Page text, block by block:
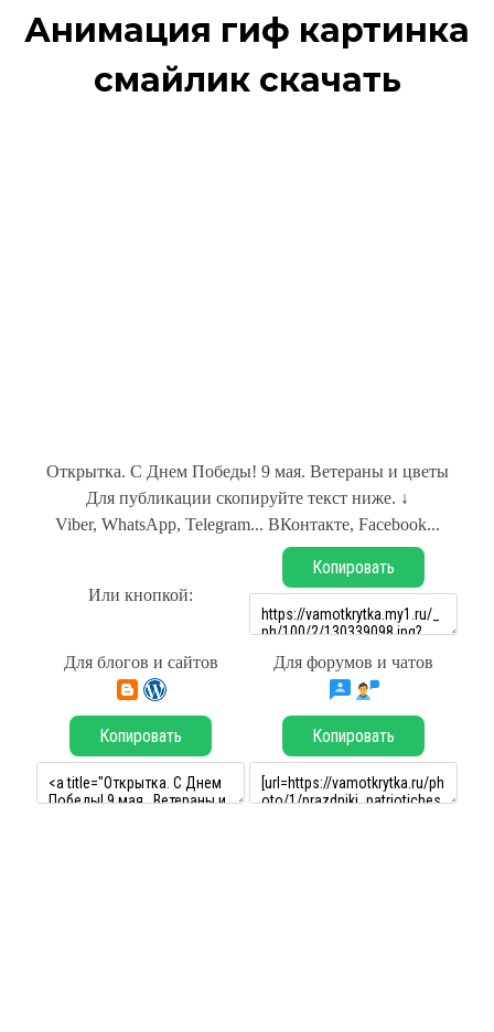
Анимация гиф картинка
смайлик скачать
Открытка. С Днем Победы! 9 мая. Ветераны и цветы
Для публикации скопируйте текст ниже. ↓
Viber, WhatsApp, Telegram... ВКонтакте, Facebook...
Или кнопкой:
Копировать
Для блогов и сайтов Для форумов и чатов
Копировать Копировать